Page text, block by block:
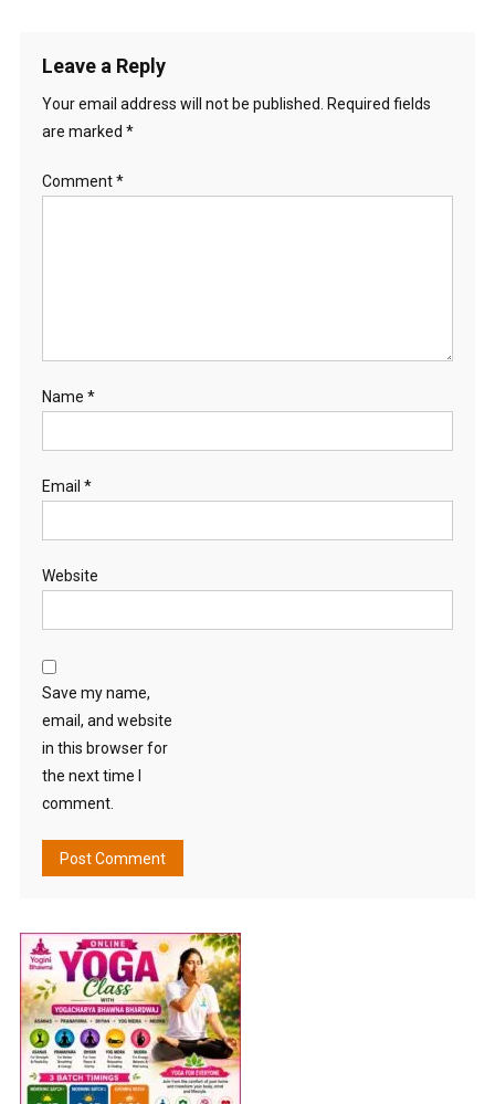
Leave a Reply
Your email address will not be published.
Required fields
are marked *
Comment*
Name *
Email *
Website
Save my name,
email, and website
in this browser for
the next time I
comment.